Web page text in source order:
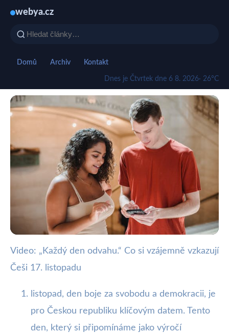
webya.cz
Domů Archiv Kontakt
Dnes je Čtvrtek dne 6 8. 2026· 26°C
webya.cz
17. listopad: Češi sdílejí online
vzkazy odvahy a naděje
17. 11. 2025 · 3 min čtení · Autor: Kristián Valenta
Video: „Každý den odvahu.“ Co si vzájemně vzkazují
Češi 17. listopadu
listopad, den boje za svobodu a demokracii, je
pro Českou republiku klíčovým datem. Tento
den, který si připomínáme jako výročí